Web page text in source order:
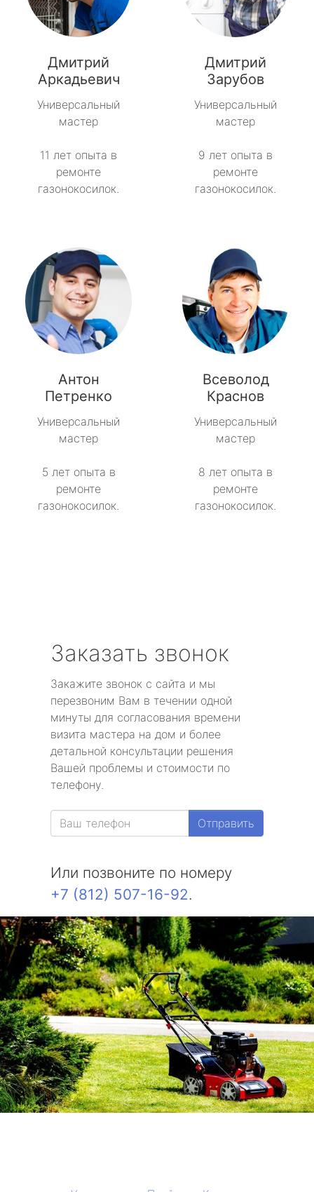
Дмитрий
Аркадьевич
Универсальный
мастер
11 лет опыта в
ремонте
газонокосилок.
Дмитрий
Зарубов
Универсальный
мастер
9 лет опыта в
ремонте
газонокосилок.
Антон
Петренко
Универсальный
мастер
5 лет опыта в
ремонте
газонокосилок.
Всеволод
Краснов
Универсальный
мастер
8 лет опыта в
ремонте
газонокосилок.
Заказать звонок
Закажите звонок с сайта и мы
перезвоним Вам в течении одной
минуты для согласования времени
визита мастера на дом и более
детальной консультации решения
Вашей проблемы и стоимости по
телефону.
Отправить
Или позвоните по номеру
+7 (812) 507-16-92.